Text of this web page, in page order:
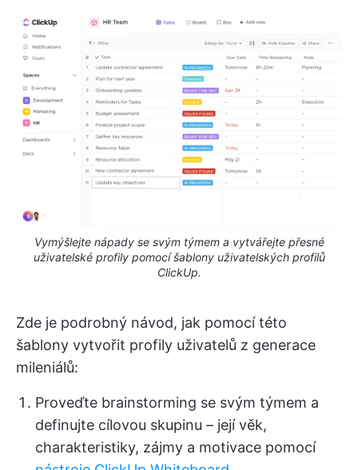
Vymýšlejte nápady se svým týmem a vytvářejte přesné
uživatelské profily pomocí šablony uživatelských profilů
ClickUp.
Zde je podrobný návod, jak pomocí této
šablony vytvořit profily uživatelů z generace
mileniálů:
Proveďte brainstorming se svým týmem a
definujte cílovou skupinu – její věk,
charakteristiky, zájmy a motivace pomocí